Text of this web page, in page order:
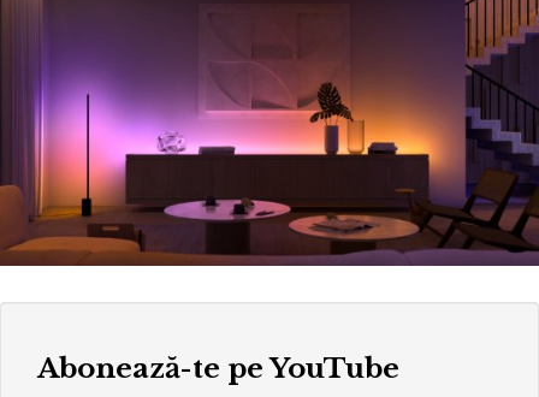
Abonează-te pe YouTube